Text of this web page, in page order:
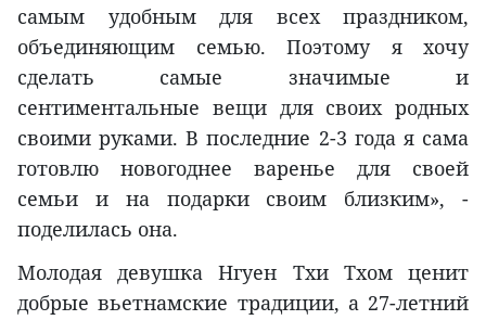
самым удобным для всех праздником,
объединяющим семью. Поэтому я хочу
сделать самые значимые и
сентиментальные вещи для своих родных
своими руками. В последние 2-3 года я сама
готовлю новогоднее варенье для своей
семьи и на подарки своим близким», -
поделилась она.
Молодая девушка Нгуен Тхи Тхом ценит
добрые вьетнамские традиции, а 27-летний